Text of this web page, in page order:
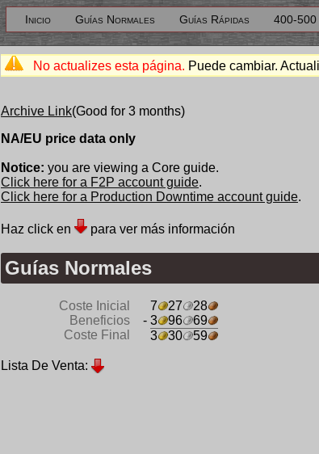
Inicio Guías Normales Guías Rápidas 400-500
No actualizes esta página. Puede cambiar.
Archive Link(Good for 3 months)
NA/EU price data only
Notice: you are viewing a Core guide.
Click here for a F2P account guide.
Click here for a Production Downtime account guide.
Haz click en para ver más información
Guías Normales
Coste Inicial 7 27
28
Beneficios
- 3 96
69
Coste Final
3 30 59
Lista De Venta: